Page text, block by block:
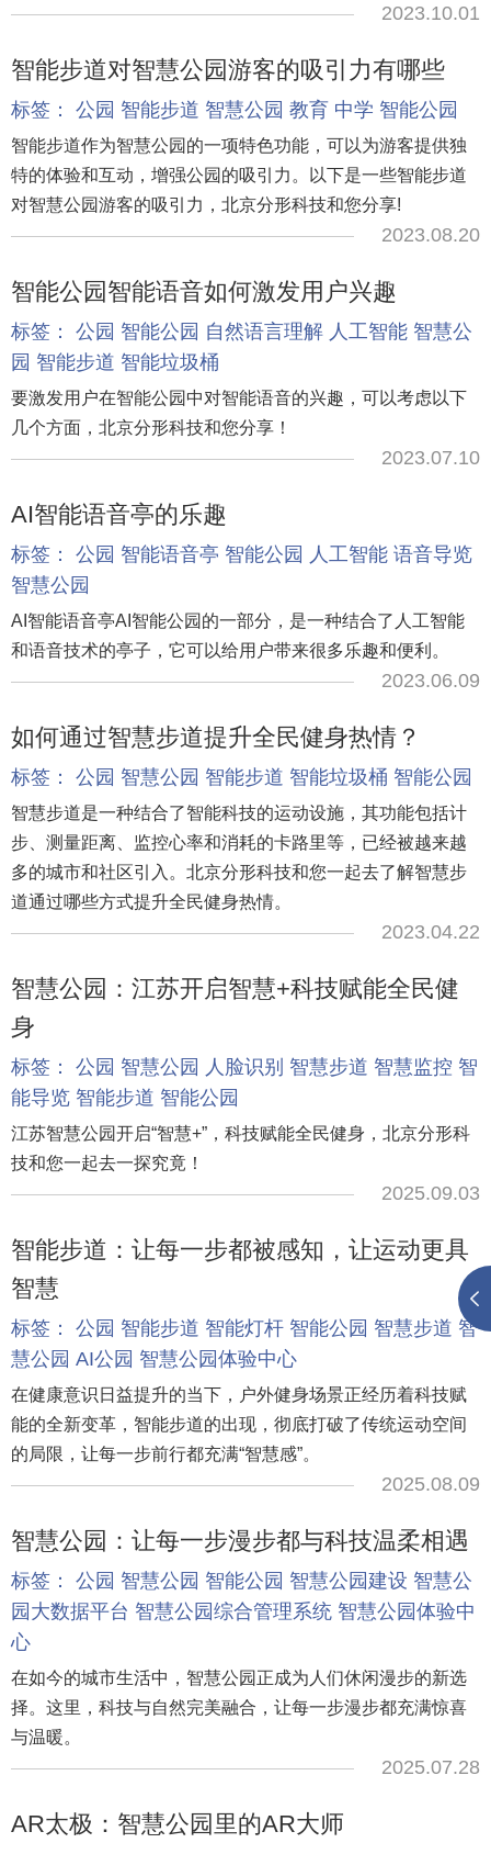
2023.10.01
智能步道对智慧公园游客的吸引力有哪些
标签： 公园 智能步道 智慧公园 教育 中学 智能公园
智能步道作为智慧公园的一项特色功能，可以为游客提供独
特的体验和互动，增强公园的吸引力。以下是一些智能步道
对智慧公园游客的吸引力，北京分形科技和您分享!
2023.08.20
智能公园智能语音如何激发用户兴趣
标签： 公园 智能公园 自然语言理解 人工智能 智慧公
园 智能步道 智能垃圾桶
要激发用户在智能公园中对智能语音的兴趣，可以考虑以下
几个方面，北京分形科技和您分享！
2023.07.10
AI智能语音亭的乐趣
标签： 公园 智能语音亭 智能公园 人工智能 语音导览
智慧公园
AI智能语音亭AI智能公园的一部分，是一种结合了人工智能
和语音技术的亭子，它可以给用户带来很多乐趣和便利。
2023.06.09
如何通过智慧步道提升全民健身热情？
标签： 公园 智慧公园 智能步道 智能垃圾桶 智能公园
智慧步道是一种结合了智能科技的运动设施，其功能包括计
步、测量距离、监控心率和消耗的卡路里等，已经被越来越
多的城市和社区引入。北京分形科技和您一起去了解智慧步
道通过哪些方式提升全民健身热情。
2023.04.22
智慧公园：江苏开启智慧+科技赋能全民健
身
标签： 公园 智慧公园 人脸识别 智慧步道 智慧监控 智
能导览 智能步道 智能公园
江苏智慧公园开启“智慧+”，科技赋能全民健身，北京分形科
技和您一起去一探究竟！
2025.09.03
智能步道：让每一步都被感知，让运动更具
智慧
标签： 公园 智能步道 智能灯杆 智能公园 智慧步道 智
慧公园 AI公园 智慧公园体验中心
在健康意识日益提升的当下，户外健身场景正经历着科技赋
能的全新变革，智能步道的出现，彻底打破了传统运动空间
的局限，让每一步前行都充满“智慧感”。
2025.08.09
智慧公园：让每一步漫步都与科技温柔相遇
标签： 公园 智慧公园 智能公园 智慧公园建设 智慧公
园大数据平台 智慧公园综合管理系统 智慧公园体验中
心
在如今的城市生活中，智慧公园正成为人们休闲漫步的新选
择。这里，科技与自然完美融合，让每一步漫步都充满惊喜
与温暖。
2025.07.28
AR太极：智慧公园里的AR大师